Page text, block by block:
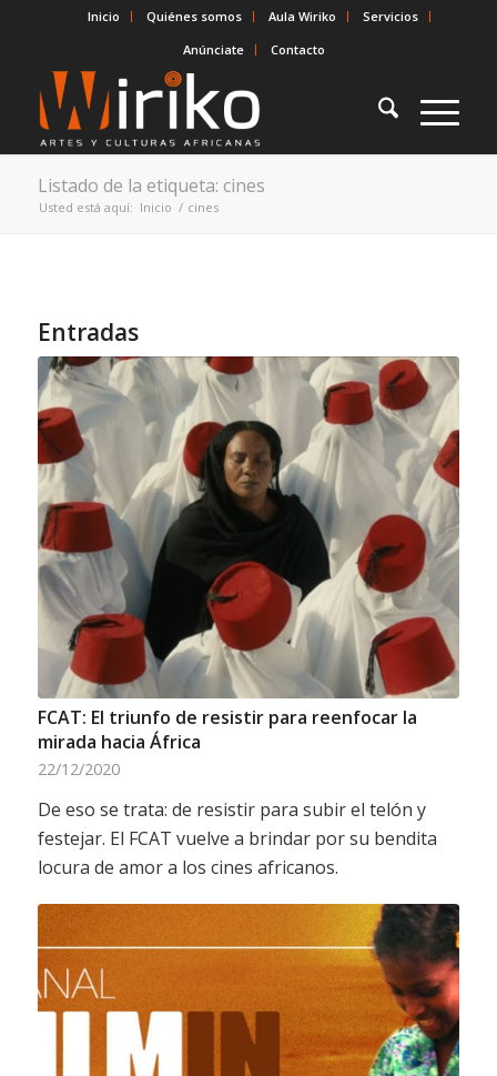
Inicio Quiénes somos Aula Wiriko
Servicios
Anúnciate
Contacto
Listado de la etiqueta: cines
Usted está aquí: Inicio / cines
Entradas
FCAT: El triunfo de resistir para reenfocar la
mirada hacia África
22/12/2020
De eso se trata: de resistir para subir el telón y
festejar. El FCAT vuelve a brindar por su bendita
locura de amor a los cines africanos.